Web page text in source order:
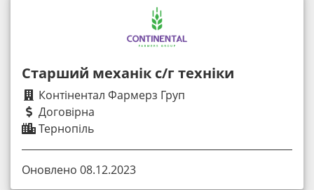
Старший механік с/г техніки
Контінентал Фармерз Груп
Договірна
Тернопіль
Оновлено 08.12.2023